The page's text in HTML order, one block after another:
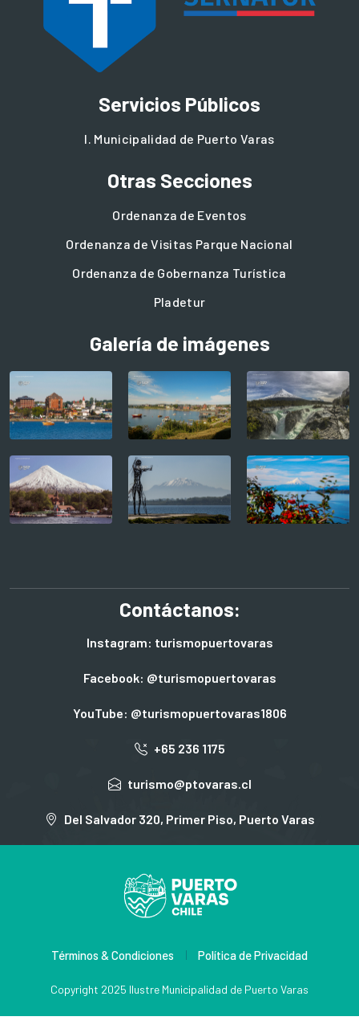
Servicios Públicos
I. Municipalidad de Puerto Varas
Otras Secciones
Ordenanza de Eventos
Ordenanza de Visitas Parque Nacional
Ordenanza de Gobernanza Turística
Pladetur
Galería de imágenes
Contáctanos:
Instagram: turismopuertovaras
Facebook: @turismopuertovaras
YouTube: @turismopuertovaras1806
+65 236 1175
turismo@ptovaras.cl
Del Salvador 320, Primer Piso, Puerto Varas
Copyright 2025 Ilustre Municipalidad de Puerto Varas
Términos & Condiciones Política de Privacidad